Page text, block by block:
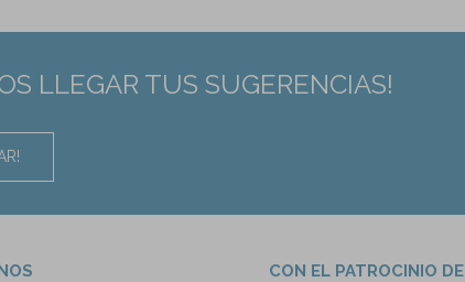
LLEGAR TUS SUGERENCIAS!
CON EL PATROCINIO DE